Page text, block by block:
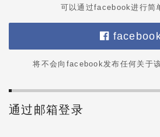
可以通过facebook进行简
将不会向facebook发布任何关于
通过邮箱登录